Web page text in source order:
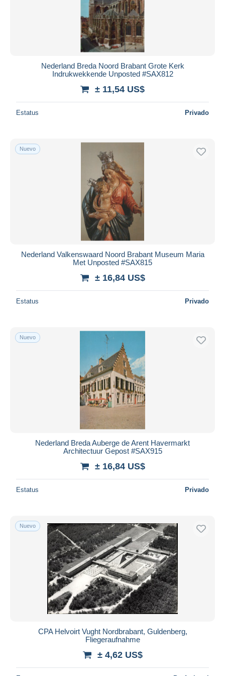
Nederland Breda Noord Brabant Grote Kerk
Indrukwekkende Unposted #SAX812
± 11,54 US$
Estatus Privado
Nuevo
Nederland Valkenswaard Noord Brabant Museum Maria
Met Unposted #SAX815
± 16,84 US$
Estatus Privado
Nuevo
Nederland Breda Auberge de Arent Havermarkt
Architectuur Gepost #SAX915
± 16,84 US$
Estatus Privado
Nuevo
CPA Helvoirt Vught Nordbrabant, Guldenberg,
Fliegeraufnahme
± 4,62 US$